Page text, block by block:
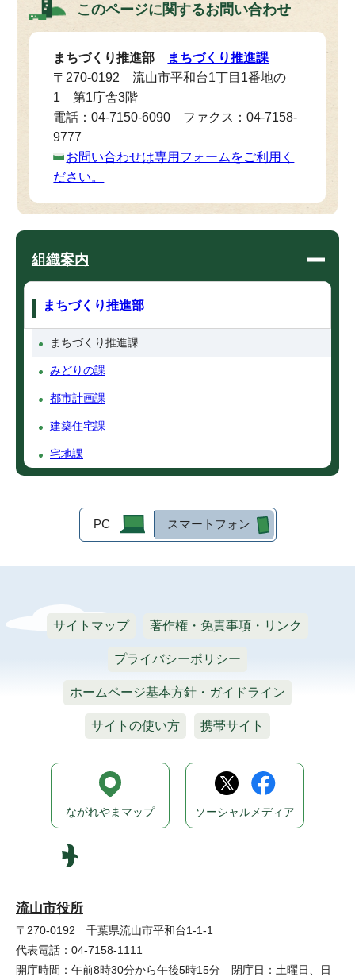
このページに関するお問い合わせ
まちづくり推進部
まちづくり推進課
〒270-0192 流山市平和台1丁目1番地の
1 第1庁舎3階
電話：04-7150-6090 ファクス：04-7158-
9777
お問い合わせは専用フォームをご利用く
ださい。
組織案内
まちづくり推進部
まちづくり推進課
みどりの課
都市計画課
建築住宅課
宅地課
PC スマートフォン
サイトマップ 著作権・免責事項・リンク
プライバシーポリシー
ホームページ基本方針・ガイドライン
サイトの使い方 携帯サイト
流山市役所
〒270-0192 千葉県流山市平和台1-1-1
代表電話：04-7158-1111
開庁時間：午前8時30分から午後5時15分 閉庁日：土曜日、日
ながれやまマップ ソーシャルメディア